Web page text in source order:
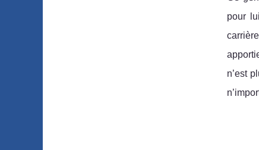
pour
n’est